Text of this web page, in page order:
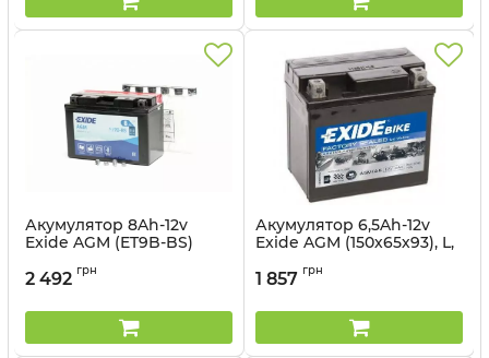
Акумулятор 8Ah-12v
Exide AGM (ET9B-BS)
Артикул:
2 492 грн
Акумулятор 6,5Ah-12v
Exide AGM (150х65х93), L,
Артикул:
1 857 грн